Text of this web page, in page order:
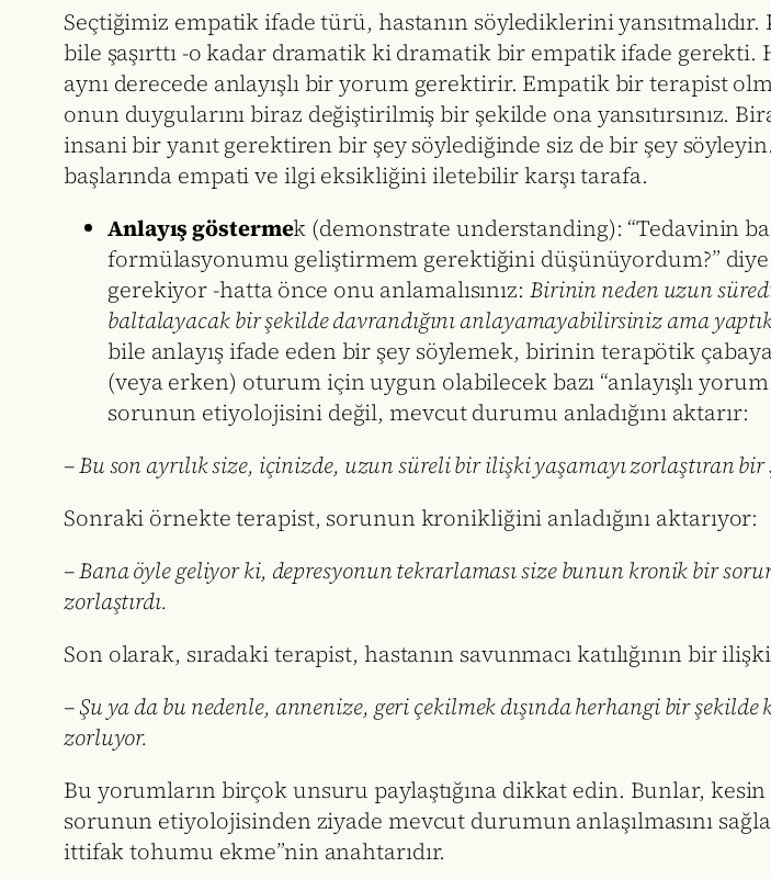
Seçtiğimiz empatik ifade türü, hastanın söylediklerini
bile şaşırttı -o kadar dramatik ki dramatik bir empatik ifade gerekti.
aynı derecede anlayışlı bir yorum gerektirir. Empatik bir terapist
onun duygularını biraz değiştirilmiş bir şekilde ona yansıtırsınız.
insani bir yanıt gerektiren bir şey söylediğinde siz de bir şey
başlarında empati ve ilgi eksikliğini iletebilir karşı tarafa.
Anlayış göstermek (demonstrate understanding): “Tedavinin
formülasyonumu geliştirmem gerektiğini düşünüyordum?”
gerekiyor -hatta önce onu anlamalısınız: Birinin neden uzun
baltalayacak bir şekilde davrandığını anlayamayabilirsiniz ama
bile anlayış ifade eden bir şey söylemek, birinin terapötik
(veya erken) oturum için uygun olabilecek bazı “anlayışlı
sorunun etiyolojisini değil, mevcut durumu anladığını aktarır:
– Bu son ayrılık size, içinizde, uzun süreli bir ilişki yaşamayı zorlaştıran
Sonraki örnekte terapist, sorunun kronikliğini anladığını aktarıyor:
– Bana öyle geliyor ki, depresyonun tekrarlaması size bunun kronik bir
zorlaştırdı.
Son olarak, sıradaki terapist, hastanın savunmacı katılığının bir
– Şu ya da bu nedenle, annenize, geri çekilmek dışında herhangi bir
zorluyor.
Bu yorumların birçok unsuru paylaştığına dikkat edin. Bunlar,
sorunun etiyolojisinden ziyade mevcut durumun anlaşılmasını
ittifak tohumu ekme”nin anahtarıdır.